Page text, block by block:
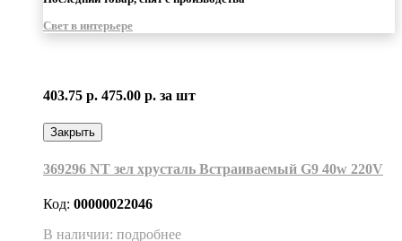
Свет в интерьере
403.75 р. 475.00 р. за шт
Закрыть
369296 NT зел хрусталь Встраиваемый G9 40w 220V
Код: 00000022046
В наличии: подробнее